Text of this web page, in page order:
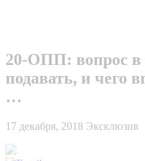
20-ОПП: вопрос в
подавать, и чего
…
17 декабря, 2018 Эксклюзив